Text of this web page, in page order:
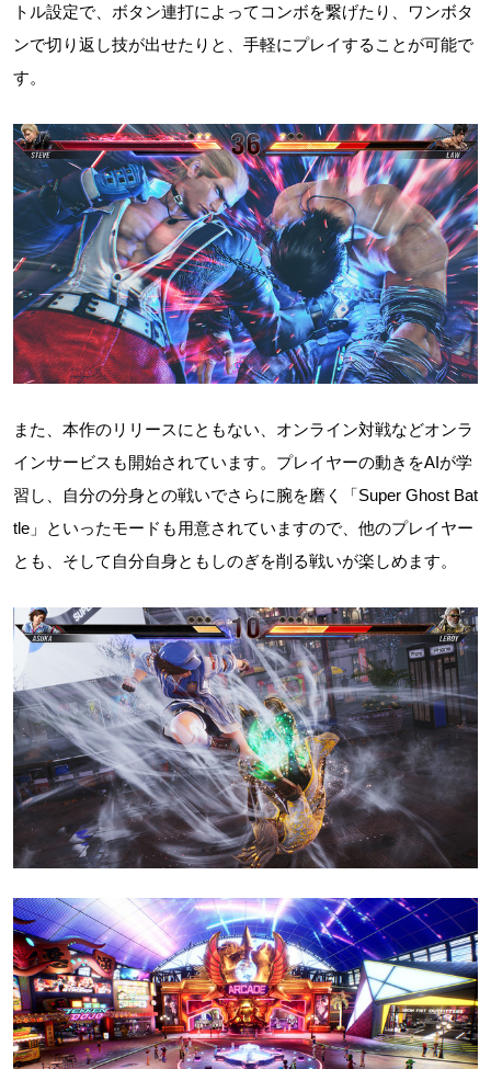
トル設定で、ボタン連打によってコンボを繋げたり、ワンボタ
ンで切り返し技が出せたりと、手軽にプレイすることが可能で
す。
また、本作のリリースにともない、オンライン対戦などオンラ
インサービスも開始されています。プレイヤーの動きをAIが学
習し、自分の分身との戦いでさらに腕を磨く「Super Ghost Bat
tle」といったモードも用意されていますので、他のプレイヤー
とも、そして自分自身ともしのぎを削る戦いが楽しめます。